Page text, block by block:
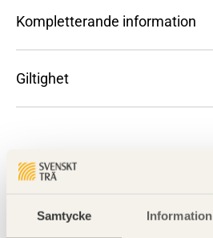
Samtycke Information
Kompletterande information
Giltighet